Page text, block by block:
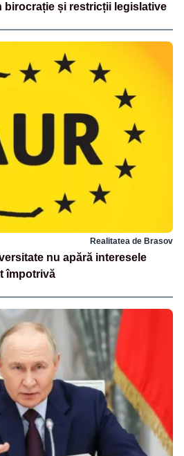
birocrație și restricții legislative
Realitatea de Brasov
nu apără interesele
împotrivă